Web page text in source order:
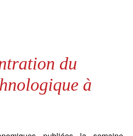
du
à